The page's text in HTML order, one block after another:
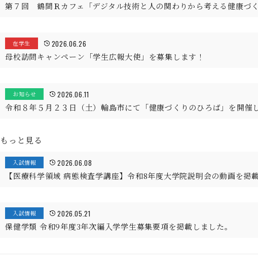
第７回 鶴間Ｒカフェ「デジタル技術と人の関わりから考える健康づ
在学生 2026.06.26
母校訪問キャンペーン「学生広報大使」を募集します！
お知らせ 2026.06.11
令和８年５月２３日（土）輪島市にて「健康づくりのひろば」を開催
もっと見る
入試情報 2026.06.08
【医療科学領域 病態検査学講座】令和8年度大学院説明会の動画を掲
入試情報 2026.05.21
保健学類 令和9年度3年次編入学学生募集要項を掲載しました。